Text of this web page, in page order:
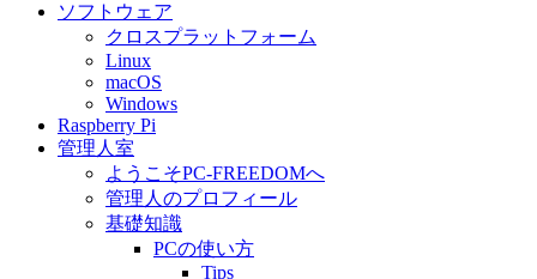
ソフトウェア
クロスプラットフォーム
Linux
macOS
Windows
Raspberry Pi
管理人室
ようこそPC-FREEDOMへ
管理人のプロフィール
基礎知識
PCの使い方
Tips